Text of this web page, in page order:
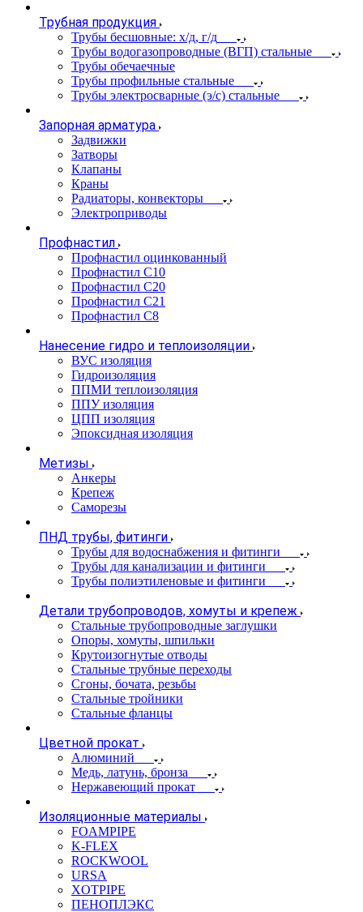
Трубная продукция
Трубы бесшовные: х/д, г/д
Трубы водогазопроводные (ВГП) стальные
Трубы обечаечные
Трубы профильные стальные
Трубы электросварные (э/с) стальные
Запорная арматура
Задвижки
Затворы
Клапаны
Краны
Радиаторы, конвекторы
Электроприводы
Профнастил
Профнастил оцинкованный
Профнастил С10
Профнастил С20
Профнастил С21
Профнастил С8
Нанесение гидро и теплоизоляции
ВУС изоляция
Гидроизоляция
ППМИ теплоизоляция
ППУ изоляция
ЦПП изоляция
Эпоксидная изоляция
Метизы
Анкеры
Крепеж
Саморезы
ПНД трубы, фитинги
Трубы для водоснабжения и фитинги
Трубы для канализации и фитинги
Трубы полиэтиленовые и фитинги
Детали трубопроводов, хомуты и крепеж
Стальные трубопроводные заглушки
Опоры, хомуты, шпильки
Крутоизогнутые отводы
Стальные трубные переходы
Сгоны, бочата, резьбы
Стальные тройники
Стальные фланцы
Цветной прокат
Алюминий
Медь, латунь, бронза
Нержавеющий прокат
Изоляционные материалы
FOAMPIPE
K-FLEX
ROCKWOOL
URSA
XOTPIPE
ПЕНОПЛЭКС